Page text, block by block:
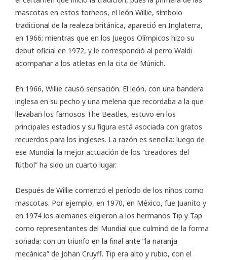
mascotas en estos torneos, el león Willie, símbolo
tradicional de la realeza británica, apareció en Inglaterra,
en 1966; mientras que en los Juegos Olímpicos hizo su
debut oficial en 1972, y le correspondió al perro Waldi
acompañar a los atletas en la cita de Múnich.
En 1966, Willie causó sensación. El león, con una bandera
inglesa en su pecho y una melena que recordaba a la que
llevaban los famosos The Beatles, estuvo en los
principales estadios y su figura está asociada con gratos
recuerdos para los ingleses. La razón es sencilla: luego de
ese Mundial la mejor actuación de los “creadores del
fútbol” ha sido un cuarto lugar.
Después de Willie comenzó el período de los niños como
mascotas. Por ejemplo, en 1970, en México, fue Juanito y
en 1974 los alemanes eligieron a los hermanos Tip y Tap
como representantes del Mundial que culminó de la forma
soñada: con un triunfo en la final ante “la naranja
mecánica” de Johan Cruyff. Tip era alto y rubio, con el